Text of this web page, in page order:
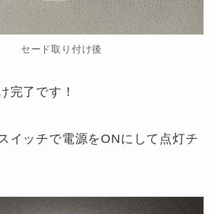
セード取り付け後
完了です！
イッチで電源をONにして点灯チ